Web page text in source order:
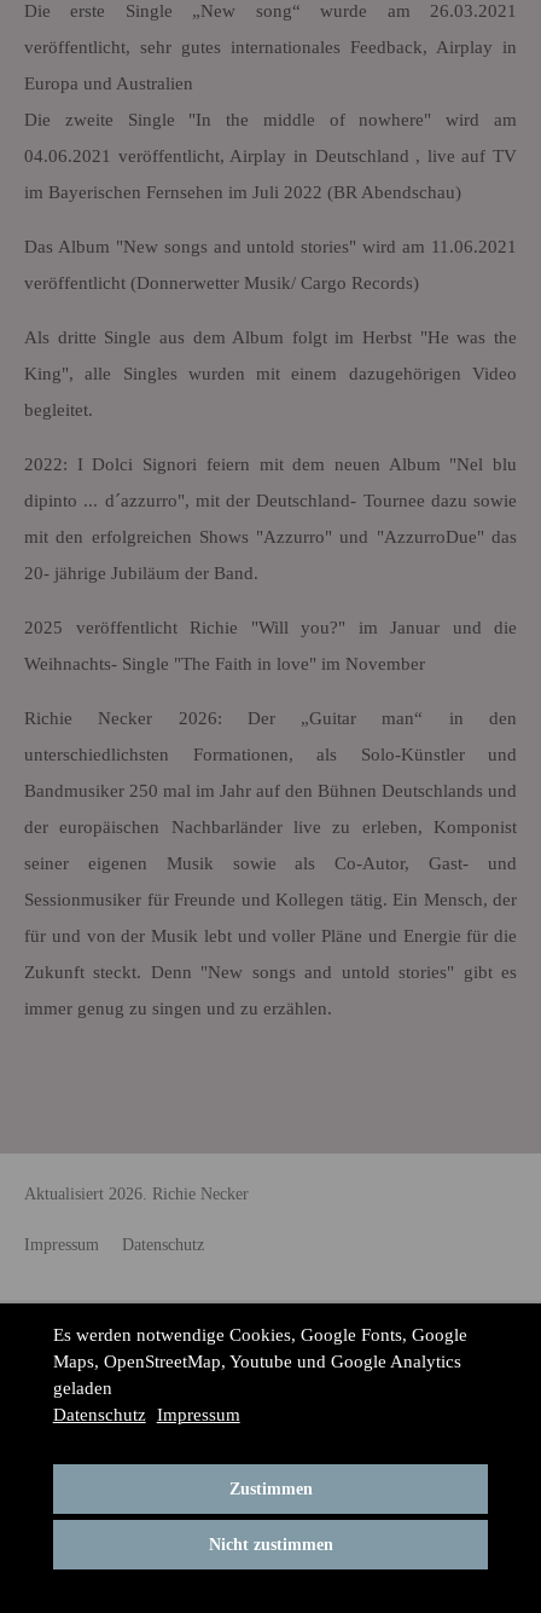
Die erste Single „New song“ wurde am 26.03.2021
veröffentlicht, sehr gutes internationales Feedback, Airplay in
Europa und Australien
Die zweite Single "In the middle of nowhere" wird am
04.06.2021 veröffentlicht, Airplay in Deutschland , live auf TV
im Bayerischen Fernsehen im Juli 2022 (BR Abendschau)
Das Album "New songs and untold stories" wird am 11.06.2021
veröffentlicht (Donnerwetter Musik/ Cargo Records)
Als dritte Single aus dem Album folgt im Herbst "He was the
King", alle Singles wurden mit einem dazugehörigen Video
begleitet.
2022: I Dolci Signori feiern mit dem neuen Album "Nel blu
dipinto ... d´azzurro", mit der Deutschland- Tournee dazu sowie
mit den erfolgreichen Shows "Azzurro" und "AzzurroDue" das
20- jährige Jubiläum der Band.
2025 veröffentlicht Richie "Will you?" im Januar und die
Weihnachts- Single "The Faith in love" im November
Richie Necker 2026: Der „Guitar man“ in den
unterschiedlichsten Formationen, als Solo-Künstler und
Bandmusiker 250 mal im Jahr auf den Bühnen Deutschlands und
der europäischen Nachbarländer live zu erleben, Komponist
seiner eigenen Musik sowie als Co-Autor, Gast- und
Sessionmusiker für Freunde und Kollegen tätig. Ein Mensch, der
für und von der Musik lebt und voller Pläne und Energie für die
Zukunft steckt. Denn "New songs and untold stories" gibt es
immer genug zu singen und zu erzählen.
Aktualisiert 2026. Richie Necker
Impressum Datenschutz
Es werden notwendige Cookies, Google Fonts, Google
Maps, OpenStreetMap, Youtube und Google Analytics
geladen
Datenschutz Impressum
Zustimmen
Nicht zustimmen